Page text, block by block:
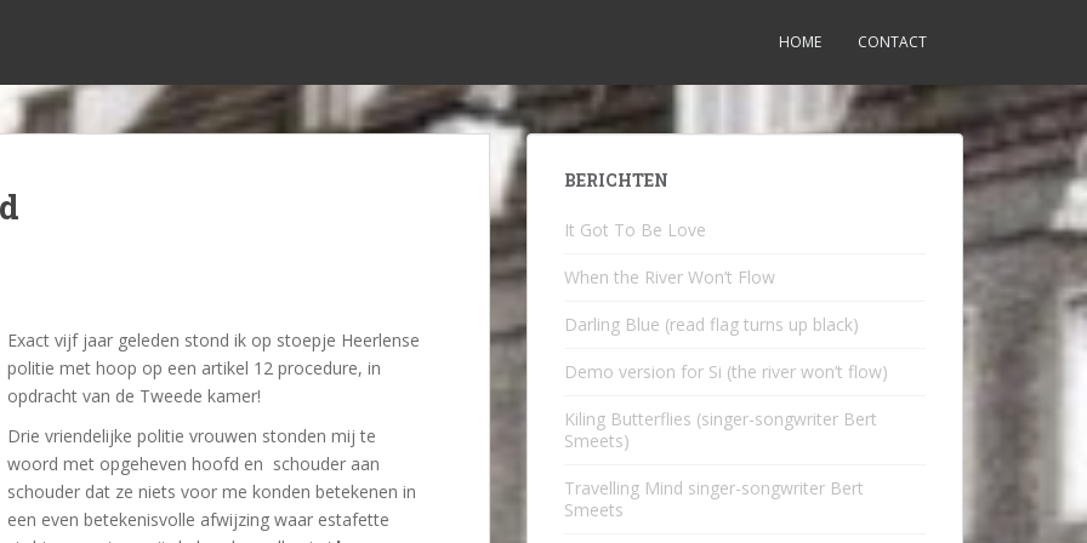
HOME CONTACT
Exact vijf jaar geleden stond ik op stoepje Heerlense
politie met hoop op een artikel 12 procedure, in
opdracht van de Tweede kamer!
Drie vriendelijke politie vrouwen stonden mij te
woord met opgeheven hoofd en schouder aan
schouder dat ze niets voor me konden betekenen in
een even betekenisvolle afwijzing waar estafette
BERICHTEN
It Got To Be Love
When the River Won’t Flow
Darling Blue (read flag turns up black)
Demo version for Si (the river won’t flow)
Kiling Butterflies (singer-songwriter Bert
Smeets)
Travelling Mind singer-songwriter Bert
Smeets